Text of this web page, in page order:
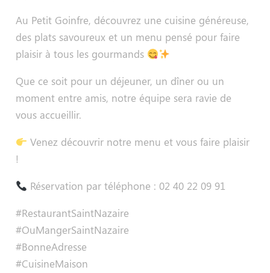
Au Petit Goinfre, découvrez une cuisine généreuse,
des plats savoureux et un menu pensé pour faire
plaisir à tous les gourmands
Que ce soit pour un déjeuner, un dîner ou un
moment entre amis, notre équipe sera ravie de
vous accueillir.
Venez découvrir notre menu et vous faire plaisir
!
Réservation par téléphone : 02 40 22 09 91
#RestaurantSaintNazaire
#OuMangerSaintNazaire
#BonneAdresse
#CuisineMaison